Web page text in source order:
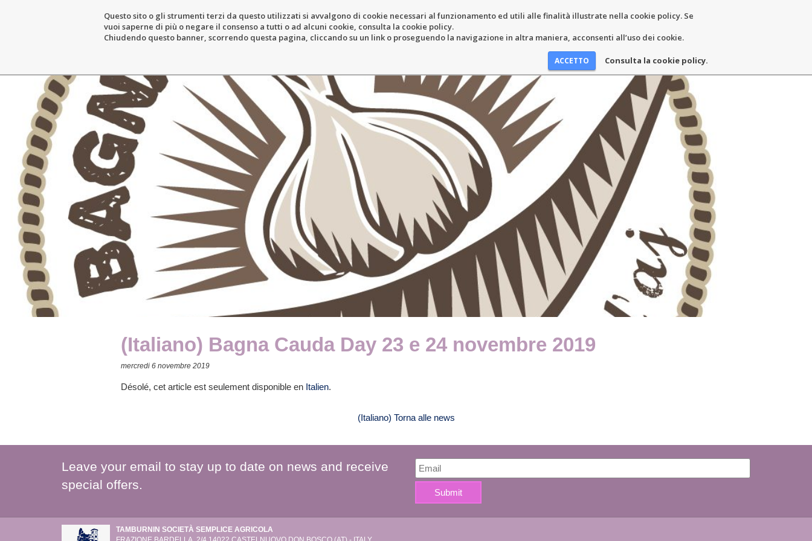
Questo sito o gli strumenti terzi da questo utilizzati si avvalgono di cookie necessari al funzionamento ed utili alle finalità illustrate nella cookie policy. Se
vuoi saperne di più o negare il consenso a tutti o ad alcuni cookie, consulta la cookie policy.
Chiudendo questo banner, scorrendo questa pagina, cliccando su un link o proseguendo la navigazione in altra maniera, acconsenti all’uso dei cookie.
Consulta la cookie policy.
LE DOMAINE L’ACTIVITÉ VITICOLE RESORT
(Italiano) Bagna Cauda Day 23 e 24 novembre 2019
mercredi 6 novembre 2019
Désolé, cet article est seulement disponible en Italien.
(Italiano) Torna alle news
Leave your email to stay up to date on news and receive
special offers.
TAMBURNIN SOCIETÀ SEMPLICE AGRICOLA